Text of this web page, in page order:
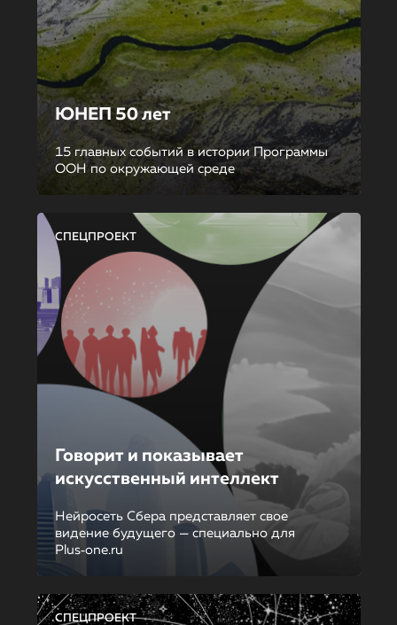
ЮНЕП 50 лет
15 главных событий в истории Программы
ООН по окружающей среде
СПЕЦПРОЕКТ
Говорит и показывает
искусственный интеллект
Нейросеть Сбера представляет свое
видение будущего — специально для
Plus‑one.ru
СПЕЦПРОЕКТ